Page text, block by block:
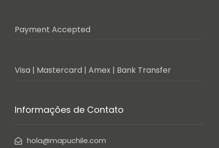
Payment Accepted
Visa | Mastercard | Amex | Bank Transfer
Informações de Contato
hola@mapuchile.com